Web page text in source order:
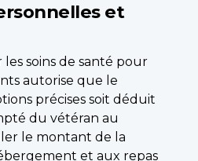
et
soins de santé pour
autorise que le
précises soit déduit
du vétéran au
le montant de la
et aux repas